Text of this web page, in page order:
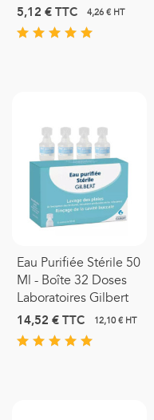
5,12 €TTC 4,26 € HT
Eau Purifiée Stérile 50
Ml - Boîte 32 Doses
Laboratoires Gilbert
14,52 €TTC 12,10 € HT